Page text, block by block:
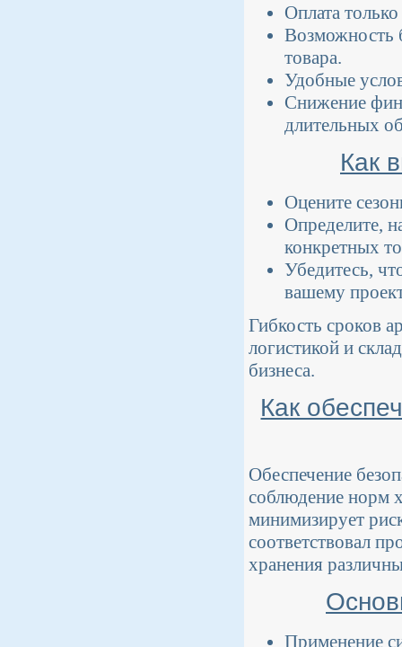
Оплата
Возможность
товара.
Удобные
Снижение
длительных
Как
Оцените
Определите,
конкретных
Убедитесь,
вашему
Гибкость сроков
логистикой и
бизнеса.
Как
Обеспечение
соблюдение норм
минимизирует
соответствовал
хранения
Применение